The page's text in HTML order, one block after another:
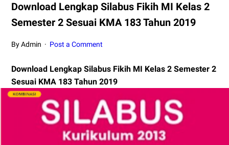
Download Lengkap Silabus Fikih MI Kelas 2
Semester 2 Sesuai KMA 183 Tahun 2019
By Admin Post a Comment
Download Lengkap Silabus Fikih MI Kelas 2 Semester 2
Sesuai KMA 183 Tahun 2019